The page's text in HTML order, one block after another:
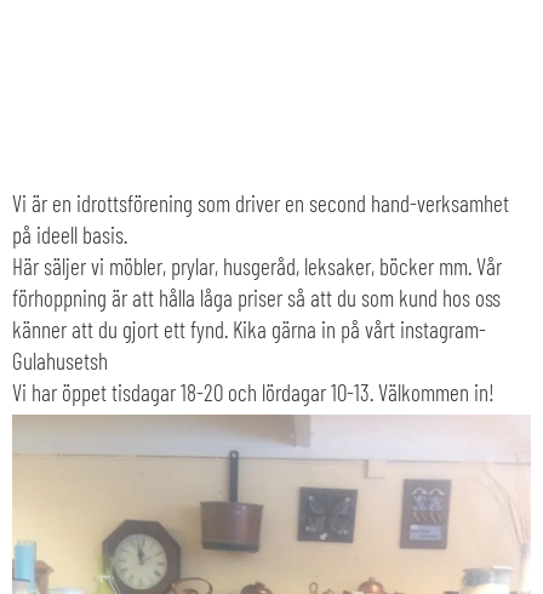
Vi är en idrottsförening som driver en second hand-verksamhet
på ideell basis.
Här säljer vi möbler, prylar, husgeråd, leksaker, böcker mm. Vår
förhoppning är att hålla låga priser så att du som kund hos oss
känner att du gjort ett fynd. Kika gärna in på vårt instagram-
Gulahusetsh
Vi har öppet tisdagar 18-20 och lördagar 10-13. Välkommen in!